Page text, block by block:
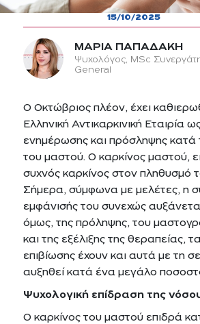
15/10/2025
ΜΑΡΙΑ ΠΑΠΑΔΑΚΗ
Ψυχολόγος, ΜSc
General
Ο Οκτώβριος πλέον, έχει
Ελληνική Αντικαρκινική Εταιρία
ενημέρωσης και πρόσληψης κατά
του μαστού. Ο καρκίνος μαστού,
συχνός καρκίνος στον πληθυσμό
Σήμερα, σύμφωνα με μελέτες, η
εμφάνισής του συνεχώς
όμως, της πρόληψης, του
και της εξέλιξης της θεραπείας,
επιβίωσης έχουν και αυτά με τη
αυξηθεί κατά ένα μεγάλο
Ψυχολογική επίδραση της
Ο καρκίνος του μαστού επιδρά